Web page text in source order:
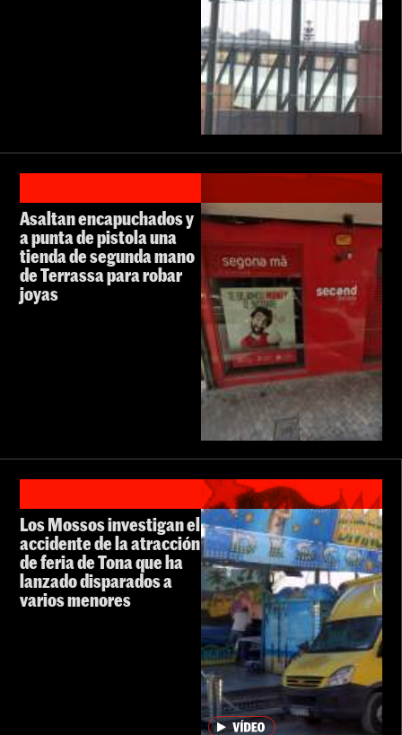
Asaltan encapuchados y
a punta de pistola una
tienda de segunda mano
de Terrassa para robar
joyas
Los Mossos investigan el
accidente de la atracción
de feria de Tona que ha
lanzado disparados a
varios menores